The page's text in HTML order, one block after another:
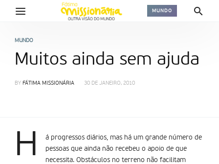
MUNDO
MUNDO
Muitos ainda sem ajuda
BY FÁTIMA MISSIONÁRIA 30 DE JANEIRO, 2010
H
á progressos diários, mas há um grande número de
pessoas que ainda não recebeu o apoio de que
necessita. Obstáculos no terreno não facilitam